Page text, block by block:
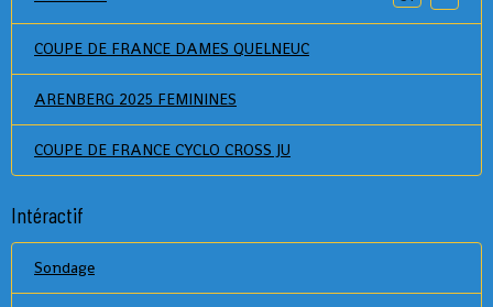
COUPE DE FRANCE DAMES QUELNEUC
ARENBERG 2025 FEMININES
COUPE DE FRANCE CYCLO CROSS JU
Intéractif
Sondage